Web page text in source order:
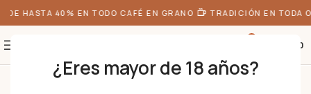
¿Eres mayor de 18 años?
HASTA 40% EN TODO CAFÉ EN GRANO TRADICIÓN EN TODA
0.00